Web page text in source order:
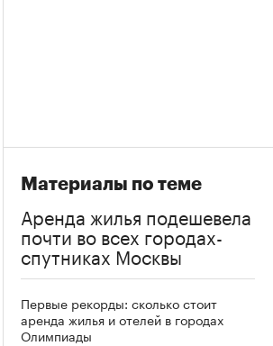
Материалы по теме
Аренда жилья подешевела
почти во всех городах-
спутниках Москвы
Первые рекорды: сколько стоит
аренда жилья и отелей в городах
Олимпиады